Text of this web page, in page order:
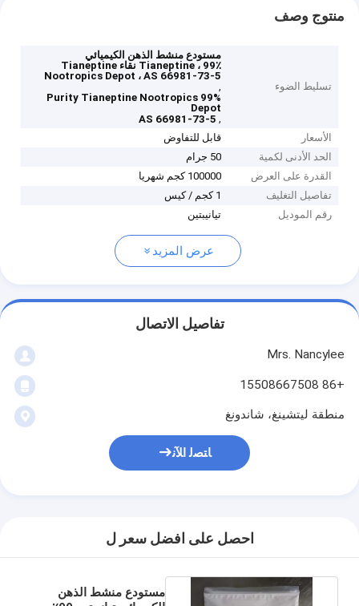
منتوج وصف
تسليط الضوء
مستودع منشط الذهن الكيميائي
Tianeptine ، 99٪ نقاء Tianeptine
Nootropics Depot ، AS 66981-73-5
,
99% Purity Tianeptine Nootropics
Depot
,
AS 66981-73-5
الأسعار
قابل للتفاوض
الحد الأدنى لكمية
50 جرام
القدرة على العرض
100000 كجم شهريا
تفاصيل التغليف
1 كجم / كيس
رقم الموديل
تيانيبتين
عرض المزيد
تفاصيل الاتصال
Mrs. Nancylee
+86 15508667508
منطقة ليتشينغ، شاندونغ
ﺎﺘﺼﻟ ﺍﻶﻧ
احصل على افضل سعر ل
مستودع منشط الذهن